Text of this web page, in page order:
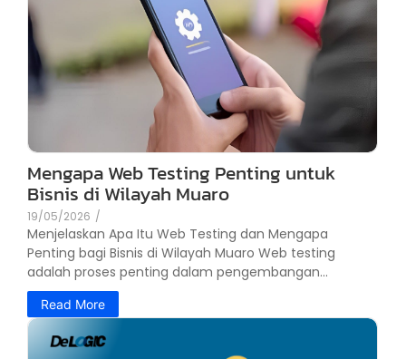
Mengapa Web Testing Penting untuk
Bisnis di Wilayah Muaro
19/05/2026 /
Menjelaskan Apa Itu Web Testing dan Mengapa
Penting bagi Bisnis di Wilayah Muaro Web testing
adalah proses penting dalam pengembangan...
Read More